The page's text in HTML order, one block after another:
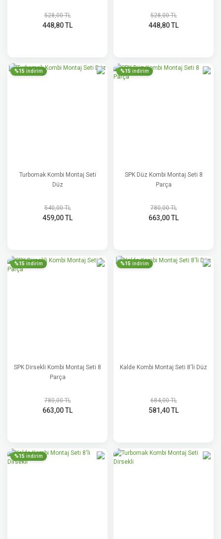
528,00 TL
448,80 TL
528,00 TL
448,80 TL
%15 indirim
Turbomak Kombi Montaj Seti
Düz
540,00 TL
459,00 TL
%15 indirim
SPK Düz Kombi Montaj Seti 8
Parça
780,00 TL
663,00 TL
%15 indirim
SPK Dirsekli Kombi Montaj Seti 8
Parça
780,00 TL
663,00 TL
%15 indirim
Kalde Kombi Montaj Seti 8'li Düz
684,00 TL
581,40 TL
%15 indirim